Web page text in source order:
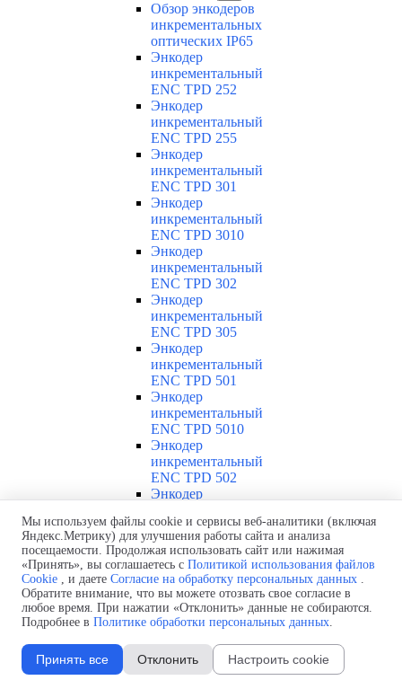
Обзор энкодеров
инкрементальных
оптических IP65
Энкодер
инкрементальный
ENC TPD 252
Энкодер
инкрементальный
ENC TPD 255
Энкодер
инкрементальный
ENC TPD 301
Энкодер
инкрементальный
ENC TPD 3010
Энкодер
инкрементальный
ENC TPD 302
Энкодер
инкрементальный
ENC TPD 305
Энкодер
инкрементальный
ENC TPD 501
Энкодер
инкрементальный
ENC TPD 5010
Энкодер
инкрементальный
ENC TPD 502
Энкодер
ENC TPD 505
Энкодер
инкрементальный
ENC TPD 2510
Энкодер
инкрементальный
ENC TPD 251
инкрементальный
EIP 58HO
Мы используем файлы cookie и сервисы веб-аналитики (включая
Яндекс.Метрику) для улучшения работы сайта и анализа
посещаемости. Продолжая использовать сайт или нажимая
«Принять», вы соглашаетесь с Политикой использования файлов
Cookie , и даете Согласие на обработку персональных данных .
Обратите внимание, что вы можете отозвать свое согласие в
любое время. При нажатии «Отклонить» данные не собираются.
Подробнее в Политике обработки персональных данных.
Принять все Отклонить Настроить cookie